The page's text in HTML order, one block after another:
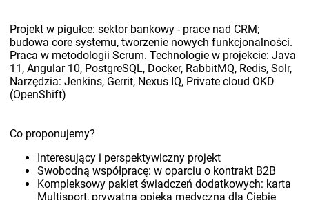
Projekt w pigułce: sektor bankowy - prace nad CRM;
budowa core systemu, tworzenie nowych funkcjonalności.
Praca w metodologii Scrum. Technologie w projekcie: Java
11, Angular 10, PostgreSQL, Docker, RabbitMQ, Redis, Solr,
Narzędzia: Jenkins, Gerrit, Nexus IQ, Private cloud OKD
(OpenShift)
Co proponujemy?
Interesujący i perspektywiczny projekt
Swobodną współpracę: w oparciu o kontrakt B2B
Kompleksowy pakiet świadczeń dodatkowych: karta
Multisport, prywatna opieka medyczna dla Ciebie